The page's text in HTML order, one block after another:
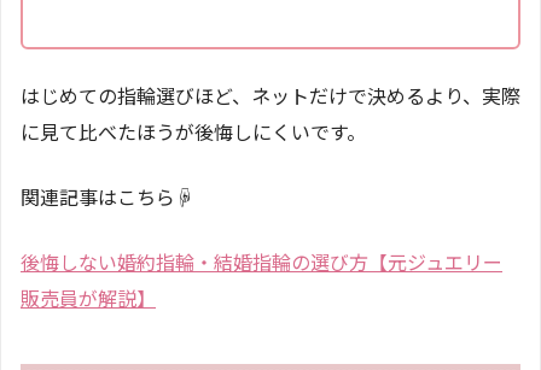
はじめての指輪選びほど、ネットだけで決めるより、実際
に見て比べたほうが後悔しにくいです。
関連記事はこちら☟
後悔しない婚約指輪・結婚指輪の選び方【元ジュエリー
販売員が解説】